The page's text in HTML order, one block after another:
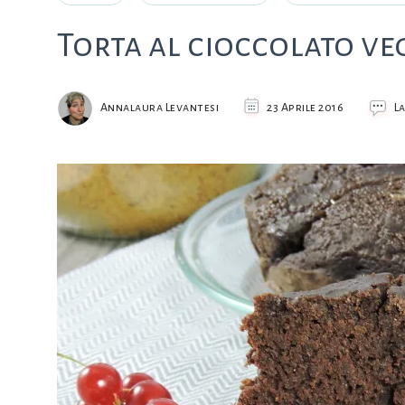
Torta al cioccolato
Annalaura Levantesi 23 Aprile 2016